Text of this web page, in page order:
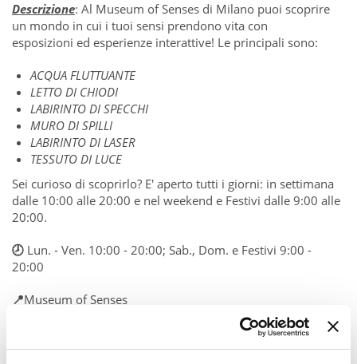
Descrizione: Al Museum of Senses di Milano puoi scoprire
un mondo in cui i tuoi sensi prendono vita con
esposizioni ed esperienze interattive! Le principali sono:
ACQUA FLUTTUANTE
LETTO DI CHIODI
LABIRINTO DI SPECCHI
MURO DI SPILLI
LABIRINTO DI LASER
TESSUTO DI LUCE
Sei curioso di scoprirlo? E' aperto tutti i giorni: in settimana
dalle 10:00 alle 20:00 e nel weekend e Festivi dalle 9:00 alle
20:00.
🕗 Lun. - Ven. 10:00 - 20:00; Sab., Dom. e Festivi 9:00 -
20:00
📍Museum of Senses